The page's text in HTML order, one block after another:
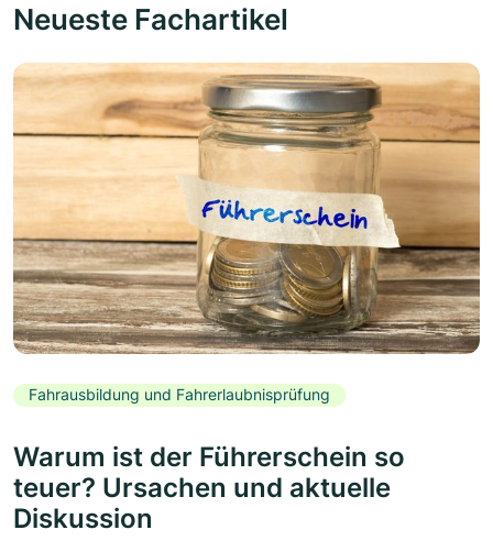
Neueste Fachartikel
Fahrausbildung und Fahrerlaubnisprüfung
Warum ist der Führerschein so
teuer? Ursachen und aktuelle
Diskussion